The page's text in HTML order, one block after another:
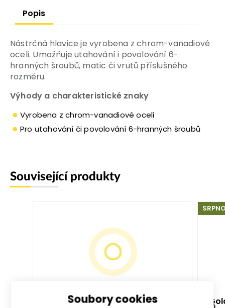
Popis
Nástrčná hlavice je vyrobena z chrom-vanadiové
oceli. Umožňuje utahování i povolování 6-
hranných šroubů, matic či vrutů příslušného
rozměru.
Výhody a charakteristické znaky
Vyrobena z chrom-vanadiové oceli
Pro utahování či povolování 6-hranných šroubů
Související produkty
ráčna přepínací 1/4" na bity
Soubory cookies